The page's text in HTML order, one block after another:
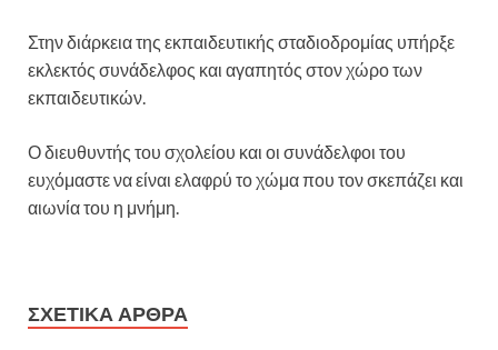
Στην διάρκεια της εκπαιδευτικής σταδιοδρομίας υπήρξε
εκλεκτός συνάδελφος και αγαπητός στον χώρο των
εκπαιδευτικών.
Ο διευθυντής του σχολείου και οι συνάδελφοι του
ευχόμαστε να είναι ελαφρύ το χώμα που τον σκεπάζει και
αιωνία του η μνήμη.
ΣΧΕΤΙΚΆ ΆΡΘΡΑ